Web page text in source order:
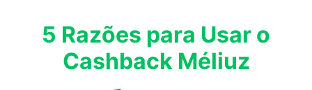
5 Razões para Usar o
Cashback Méliuz